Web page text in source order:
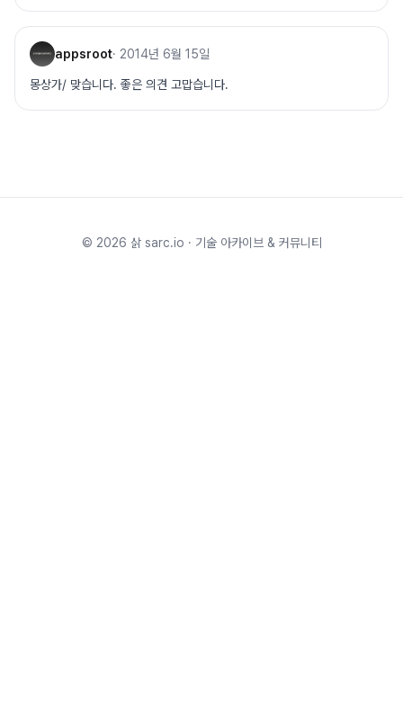
appsroot· 2014년 6월 15일
몽상가/ 맞습니다. 좋은 의견 고맙습니다.
© 2026 삵 sarc.io · 기술 아카이브 & 커뮤니티